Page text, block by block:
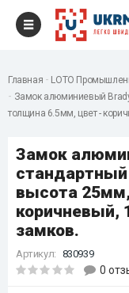
Главная LOTO
Замок алюминиевый
толщина 6.5мм, цвет -
Замок
высота
коричневый,
замков.
Артикул: 830939
0